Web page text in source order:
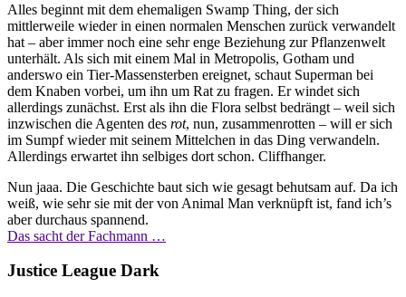
Alles beginnt mit dem ehemaligen Swamp Thing, der sich
mittlerweile wieder in einen normalen Menschen zurück verwandelt
hat – aber immer noch eine sehr enge Beziehung zur Pflanzenwelt
unterhält. Als sich mit einem Mal in Metropolis, Gotham und
anderswo ein Tier-Massensterben ereignet, schaut Superman bei
dem Knaben vorbei, um ihn um Rat zu fragen. Er windet sich
allerdings zunächst. Erst als ihn die Flora selbst bedrängt – weil sich
inzwischen die Agenten des rot, nun, zusammenrotten – will er sich
im Sumpf wieder mit seinem Mittelchen in das Ding verwandeln.
Allerdings erwartet ihn selbiges dort schon. Cliffhanger.
Nun jaaa. Die Geschichte baut sich wie gesagt behutsam auf. Da ich
weiß, wie sehr sie mit der von Animal Man verknüpft ist, fand ich’s
aber durchaus spannend.
Das sacht der Fachmann …
Justice League Dark